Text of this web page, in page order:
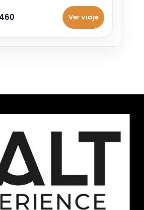
Ver viaje